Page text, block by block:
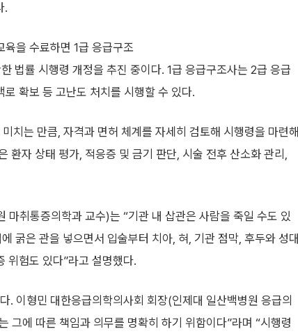
.
을 수료하면 1급 응급구조
법률 시행령 개정을 추진 중이다. 1급 응급구조사는 2급 응급
확보 등 고난도 처치를 시행할 수 있다.
치는 만큼, 자격과 면허 체계를 자세히 검토해 시행령을 마련해
환자 상태 평가, 적응증 및 금기 판단, 시술 전후 산소화 관리,
취통증의학과 교수)는 “기관 내 삽관은 사람을 죽일 수도 있
굵은 관을 넣으면서 입술부터 치아, 혀, 기관 점막, 후두와 성대
위험도 있다”라고 설명했다.
. 이형민 대한응급의학의사회 회장(인제대 일산백병원 응급의
그에 따른 책임과 의무를 명확히 하기 위함이다”라며 “시행령